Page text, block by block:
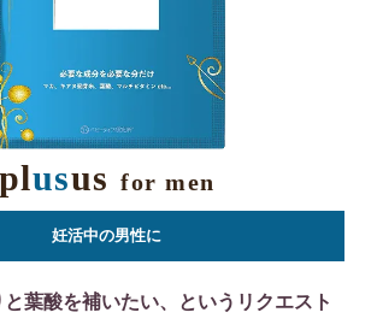
plususfor men
妊活中の男性に
葉酸を補いたい、というリクエスト